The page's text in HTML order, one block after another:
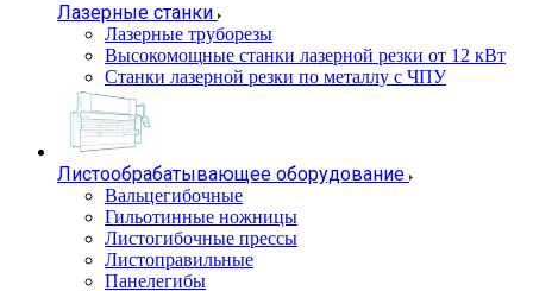
Лазерные станки
Лазерные труборезы
Высокомощные станки лазерной резки от 12 кВт
Станки лазерной резки по металлу с ЧПУ
Листообрабатывающее оборудование
Вальцегибочные
Гильотинные ножницы
Листогибочные прессы
Листоправильные
Панелегибы